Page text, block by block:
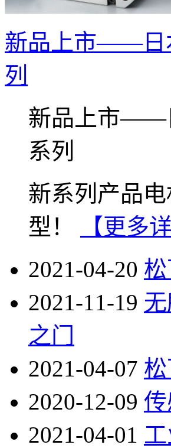
新品上市——日
列
新品上市——
系列
新系列产品
型！
【更多
2021-04-20
2021-11-19
之门
2021-04-07
2020-12-09
2021-04-01